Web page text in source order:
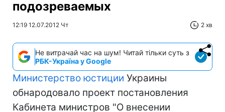
подозреваемых
12:19 12.07.2012 Чт 2 хв
Не витрачай час на шум! Читай тільки суть з
РБК-Україна у Google
Министерство юстиции Украины
обнародовало проект постановления
Кабинета министров "О внесении